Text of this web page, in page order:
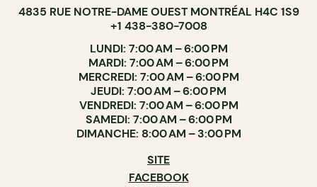
4835 RUE NOTRE-DAME OUEST MONTRÉAL H4C 1S9
+1 438-380-7008
LUNDI: 7:00 AM – 6:00 PM
MARDI: 7:00 AM – 6:00 PM
MERCREDI: 7:00 AM – 6:00 PM
JEUDI: 7:00 AM – 6:00 PM
VENDREDI: 7:00 AM – 6:00 PM
SAMEDI: 7:00 AM – 6:00 PM
DIMANCHE: 8:00 AM – 3:00 PM
SITE
FACEBOOK